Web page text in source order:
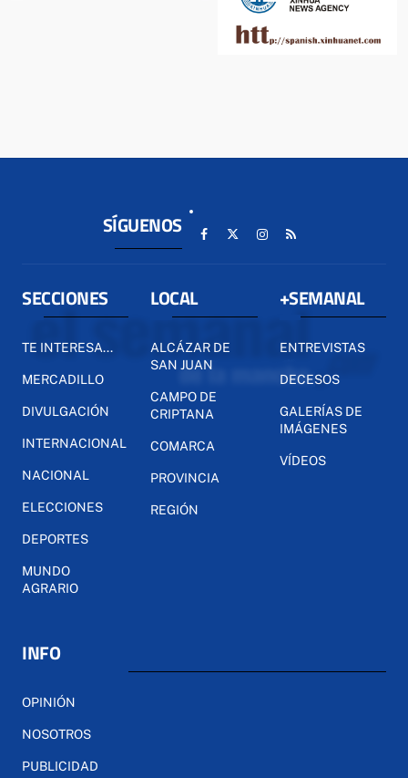
SÍGUENOS
SECCIONES
TE INTERESA...
MERCADILLO
DIVULGACIÓN
INTERNACIONAL
NACIONAL
ELECCIONES
DEPORTES
MUNDO
AGRARIO
LOCAL
ALCÁZAR DE
SAN JUAN
CAMPO DE
CRIPTANA
COMARCA
PROVINCIA
REGIÓN
+SEMANAL
ENTREVISTAS
DECESOS
GALERÍAS DE
IMÁGENES
VÍDEOS
INFO
OPINIÓN
NOSOTROS
PUBLICIDAD